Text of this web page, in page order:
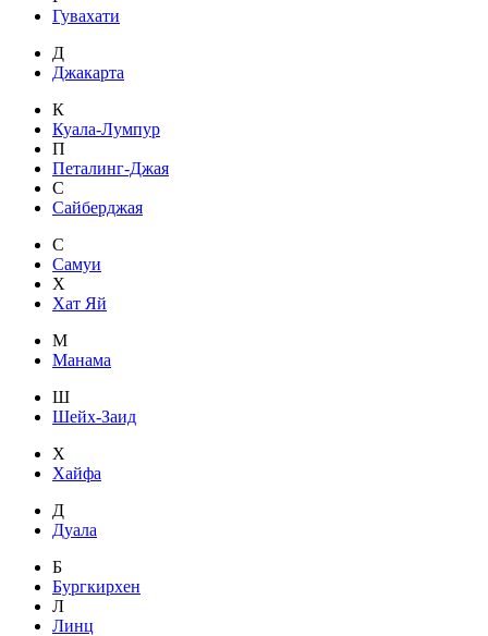
Гувахати
Д
Джакарта
К
Куала-Лумпур
П
Петалинг-Джая
С
Сайберджая
С
Самуи
Х
Хат Яй
М
Манама
Ш
Шейх-Заид
Х
Хайфа
Д
Дуала
Б
Бургкирхен
Л
Линц